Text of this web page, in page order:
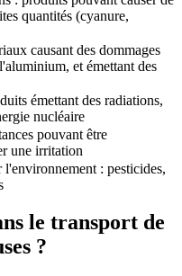
quantités (cyanure,
causant des dommages
et émettant des
émettant des radiations,
nucléaire
pouvant être
une irritation
l'environnement : pesticides,
le transport de
?